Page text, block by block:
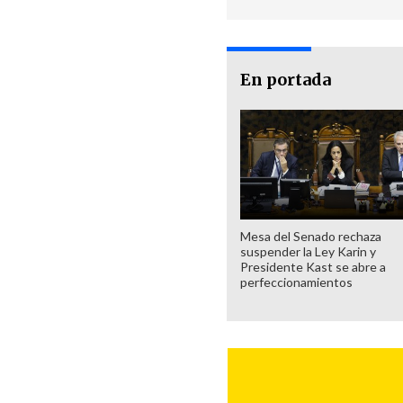
En portada
Mesa del Senado rechaza
suspender la Ley Karin y
Presidente Kast se abre a
perfeccionamientos